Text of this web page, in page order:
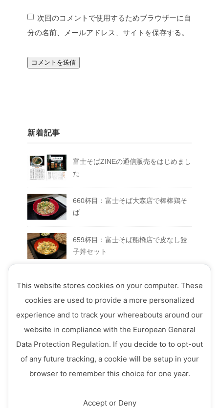
次回のコメントで使用するためブラウザーに自
分の名前、メールアドレス、サイトを保存する。
新着記事
富士そばZINEの通信販売をはじめまし
た
660杯目：富士そば大森店で棒棒鶏そ
ば
659杯目：富士そば船橋店で皮なし餃
子丼セット
店でFUJIYAMAセット
657杯目：富士そば西荻窪店で真夏の
ミートソースそば
656杯目：富士そば ７月のフェアメニ
ュー「ミニ四川風かき揚げ丼セット」
This website stores cookies on your computer. These
cookies are used to provide a more personalized
experience and to track your whereabouts around our
website in compliance with the European General
Data Protection Regulation. If you decide to to opt-out
of any future tracking, a cookie will be setup in your
browser to remember this choice for one year.
Accept or Deny